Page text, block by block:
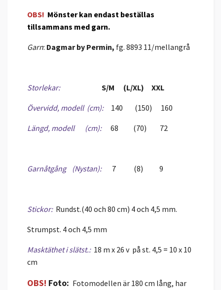
OBS! Mönster kan endast beställas
tillsammans med garn.
Garn: Dagmar by Permin, fg. 8893 11/mellangrå
Storlekar: S/M (L/XL) XXL
Övervidd, modell (cm): 140 (150) 160
Längd, modell (cm): 68 (70) 72
Garnåtgång (Nystan): 7 (8) 9
Stickor: Rundst.(40 och 80 cm) 4 och 4,5 mm.
Strumpst. 4 och 4,5 mm
Masktäthet i slätst.:18 m x 26 v på st. 4,5 = 10 x 10
cm
OBS! Foto: Fotomodellen är 180 cm lång, har